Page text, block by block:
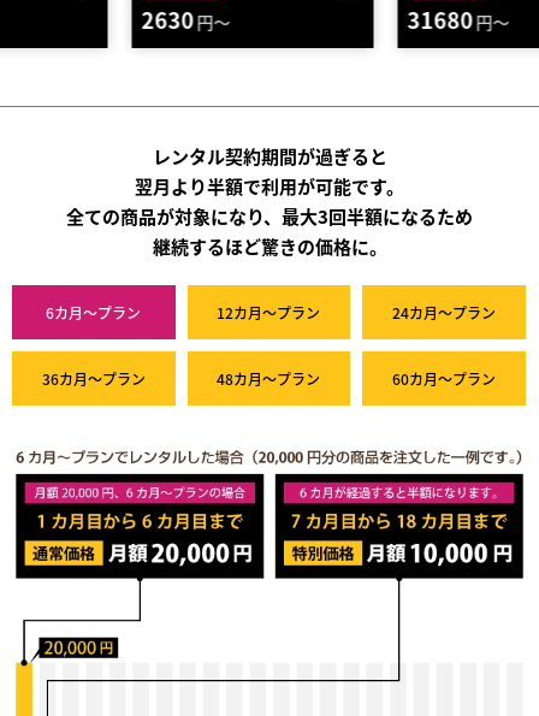
レンタル契約期間が過ぎると
翌月より半額で利用が可能です。
全ての商品が対象になり、最大3回半額になるため
継続するほど驚きの価格に。
6カ月～プラン 12カ月～プラン 24カ月～プラン
36カ月～プラン 48カ月～プラン 60カ月～プラン